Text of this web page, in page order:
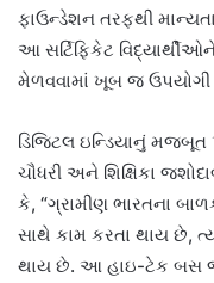
ફાઉન્ડેશન તરફથી
આ સર્ટિફિકેટ
મેળવવામાં ખૂબ જ ઉપયોગી
ડિજિટલ ઇન્ડિયાનું
ચૌધરી અને શિક્ષિકા
કે, “ગ્રામીણ ભારતના
સાથે કામ કરતા થાય છે,
થાય છે. આ હાઇ-ટેક બસ